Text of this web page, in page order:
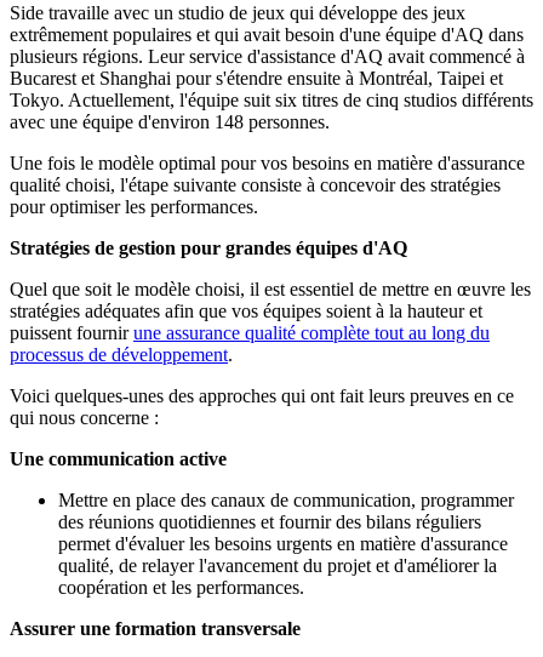
Side travaille avec un studio de jeux qui développe des jeux
extrêmement populaires et qui avait besoin d'une équipe d'AQ dans
plusieurs régions. Leur service d'assistance d'AQ avait commencé à
Bucarest et Shanghai pour s'étendre ensuite à Montréal, Taipei et
Tokyo. Actuellement, l'équipe suit six titres de cinq studios différents
avec une équipe d'environ 148 personnes.
Une fois le modèle optimal pour vos besoins en matière d'assurance
qualité choisi, l'étape suivante consiste à concevoir des stratégies
pour optimiser les performances.
Stratégies de gestion pour grandes équipes d'AQ
Quel que soit le modèle choisi, il est essentiel de mettre en œuvre les
stratégies adéquates afin que vos équipes soient à la hauteur et
puissent fournirune assurance qualité complète tout au long du
processus de développement.
Voici quelques-unes des approches qui ont fait leurs preuves en ce
qui nous concerne :
Une communication active
Mettre en place des canaux de communication, programmer
des réunions quotidiennes et fournir des bilans réguliers
permet d'évaluer les besoins urgents en matière d'assurance
qualité, de relayer l'avancement du projet et d'améliorer la
coopération et les performances.
Assurer une formation transversale